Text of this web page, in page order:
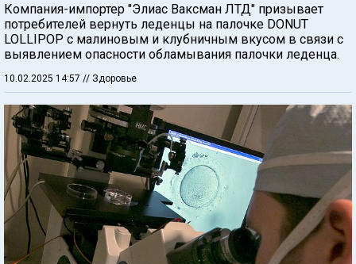
Компания-импортер "Элиас Ваксман ЛТД" призывает
потребителей вернуть леденцы на палочке DONUT
LOLLIPOP с малиновым и клубничным вкусом в связи с
выявлением опасности обламывания палочки леденца.
10.02.2025 14:57 // Здоровье